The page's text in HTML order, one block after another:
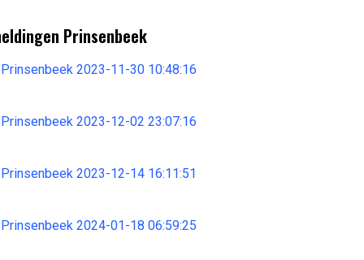
Prinsenbeek
2023-11-30 10:48:16
2023-12-02 23:07:16
2023-12-14 16:11:51
2024-01-18 06:59:25